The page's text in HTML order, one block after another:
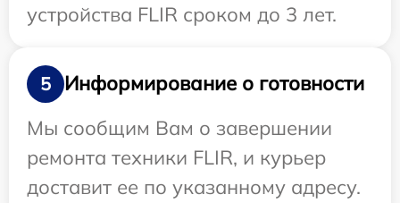
устройства FLIR сроком до 3 лет.
5
Информирование о готовности
Мы сообщим Вам о завершении
ремонта техники FLIR, и курьер
доставит ее по указанному адресу.